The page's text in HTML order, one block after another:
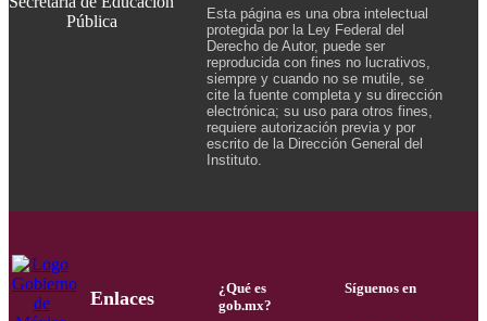
Esta página es una obra intelectual
protegida por la Ley Federal del
Derecho de Autor, puede ser
reproducida con fines no lucrativos,
siempre y cuando no se mutile, se
cite la fuente completa y su dirección
electrónica; su uso para otros fines,
requiere autorización previa y por
escrito de la Dirección General del
Instituto.
Enlaces
¿Qué es
gob.mx?
Síguenos en